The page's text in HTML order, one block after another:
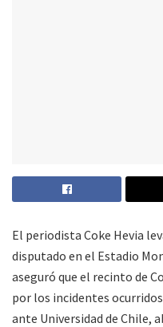
El periodista Coke Hevia
disputado en el Estadio
aseguró que el recinto de
por los incidentes
ante Universidad de Chile,